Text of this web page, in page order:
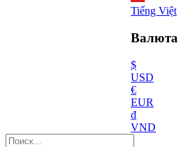
Tiếng Việt
Валюта
$
USD
€
EUR
₫
VND